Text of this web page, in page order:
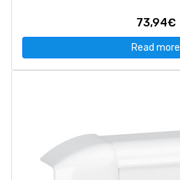
73,94€
Read more